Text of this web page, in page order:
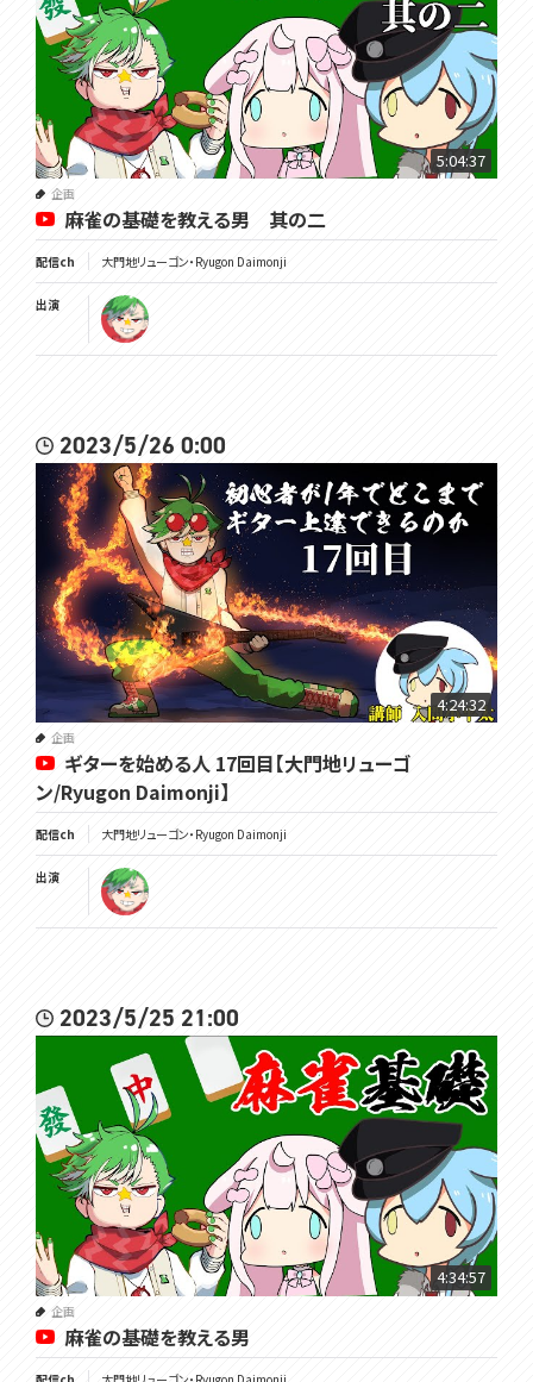
5:04:37
企画
麻雀の基礎を教える男 其の二
配信ch 大門地リューゴン・Ryugon Daimonji
出演
2023/5/26 0:00
4:24:32
企画
ギターを始める人 17回目【大門地リューゴ
ン/Ryugon Daimonji】
配信ch 大門地リューゴン・Ryugon Daimonji
出演
2023/5/25 21:00
4:34:57
企画
麻雀の基礎を教える男
配信ch 大門地リューゴン・Ryugon Daimonji